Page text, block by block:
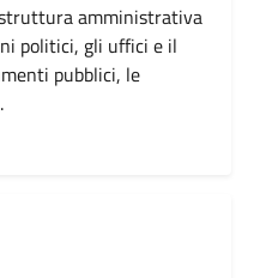
amministrativa
politici, gli uffici e il
pubblici, le